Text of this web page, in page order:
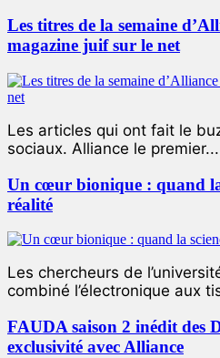
Les titres de la semaine
magazine juif sur le net
Les articles qui ont fait le
sociaux. Alliance le premier...
Un cœur bionique : quand
réalité
Les chercheurs de
combiné l’électronique aux
FAUDA saison 2 inédit des
exclusivité avec Alliance